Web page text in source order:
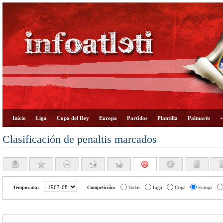
Inicio Liga Copa del Rey Europa Partidos Plantilla Palmarés
Clasificación de penaltis marcados
Temporada: Competición: Todas Liga Copa Europa